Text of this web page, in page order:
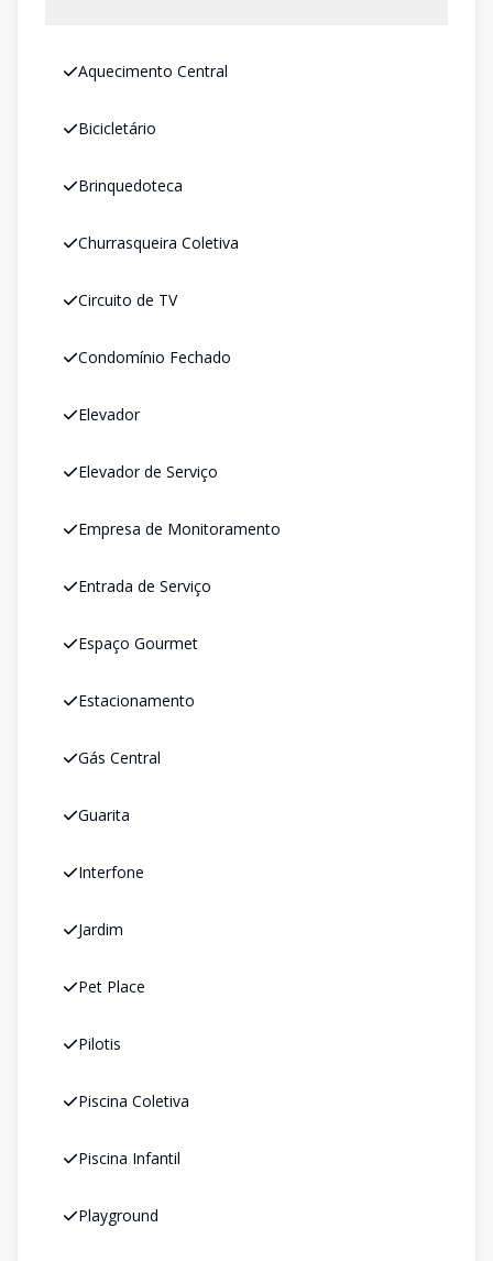
Aquecimento Central
Bicicletário
Brinquedoteca
Churrasqueira Coletiva
Circuito de TV
Condomínio Fechado
Elevador
Elevador de Serviço
Empresa de Monitoramento
Entrada de Serviço
Espaço Gourmet
Estacionamento
Gás Central
Guarita
Interfone
Jardim
Pet Place
Pilotis
Piscina Coletiva
Piscina Infantil
Playground